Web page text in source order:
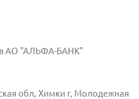
в АО "АЛЬФА-БАНК"
обл, Химки г, Молодежная